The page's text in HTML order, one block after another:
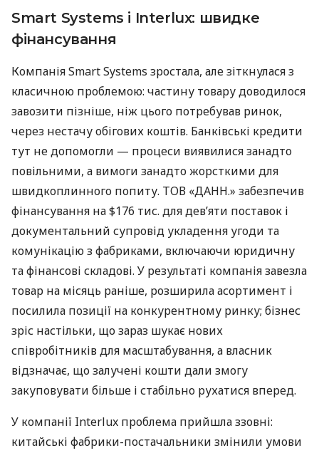
Smart Systems і Interlux: швидке
фінансування
Компанія Smart Systems зростала, але зіткнулася з
класичною проблемою: частину товару доводилося
завозити пізніше, ніж цього потребував ринок,
через нестачу обігових коштів. Банківські кредити
тут не допомогли — процеси виявилися занадто
повільними, а вимоги занадто жорсткими для
швидкоплинного попиту. ТОВ «ДАНН.» забезпечив
фінансування на $176 тис. для дев’яти поставок і
документальний супровід укладення угоди та
комунікацію з фабриками, включаючи юридичну
та фінансові складові. У результаті компанія завезла
товар на місяць раніше, розширила асортимент і
посилила позиції на конкурентному ринку; бізнес
зріс настільки, що зараз шукає нових
співробітників для масштабування, а власник
відзначає, що залучені кошти дали змогу
закуповувати більше і стабільно рухатися вперед.
У компанії Interlux проблема прийшла ззовні:
китайські фабрики-постачальники змінили умови